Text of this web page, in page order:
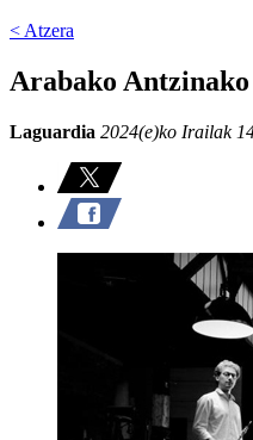
< Atzera
Arabako
Laguardia 2024(e)ko Irailak